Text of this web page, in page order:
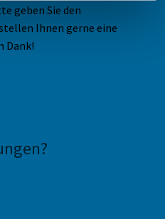
geben Sie den
Ihnen gerne eine
Dank!
?